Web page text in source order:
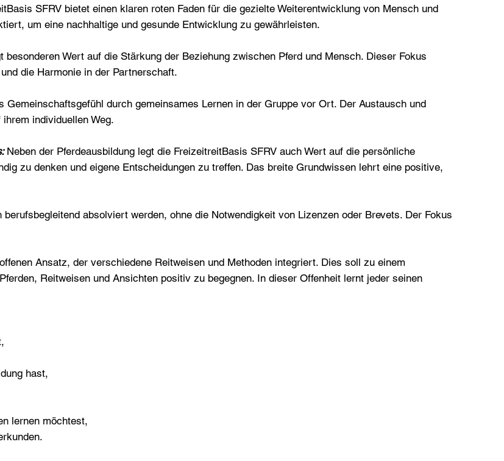
SFRV bietet einen klaren roten Faden für die gezielte Weiterentwicklung von Mensch und
um eine nachhaltige und gesunde Entwicklung zu gewährleisten.
besonderen Wert auf die Stärkung der Beziehung zwischen Pferd und Mensch. Dieser Fokus
die Harmonie in der Partnerschaft.
Gemeinschaftsgefühl durch gemeinsames Lernen in der Gruppe vor Ort. Der Austausch und
individuellen Weg.
Neben der Pferdeausbildung legt die FreizeitreitBasis SFRV auch Wert auf die persönliche
zu denken und eigene Entscheidungen zu treffen. Das breite Grundwissen lehrt eine positive,
absolviert werden, ohne die Notwendigkeit von Lizenzen oder Brevets. Der Fokus
Ansatz, der verschiedene Reitweisen und Methoden integriert. Dies soll zu einem
Reitweisen und Ansichten positiv zu begegnen. In dieser Offenheit lernt jeder seinen
hast,
lernen möchtest,